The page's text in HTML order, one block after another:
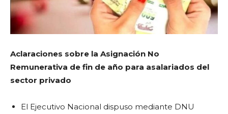
Aclaraciones sobre la Asignación No
Remunerativa de fin de año para asalariados del
sector privado
El Ejecutivo Nacional dispuso mediante DNU